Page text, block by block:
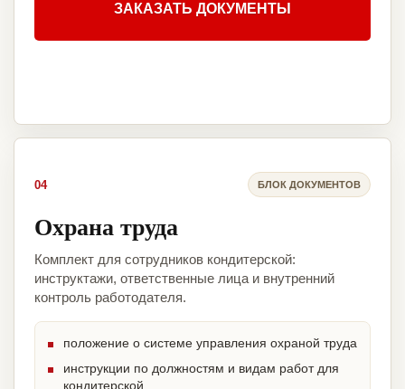
ЗАКАЗАТЬ ДОКУМЕНТЫ
04 БЛОК ДОКУМЕНТОВ
Охрана труда
Комплект для сотрудников кондитерской:
инструктажи, ответственные лица и внутренний
контроль работодателя.
положение о системе управления охраной труда
инструкции по должностям и видам работ для
кондитерской